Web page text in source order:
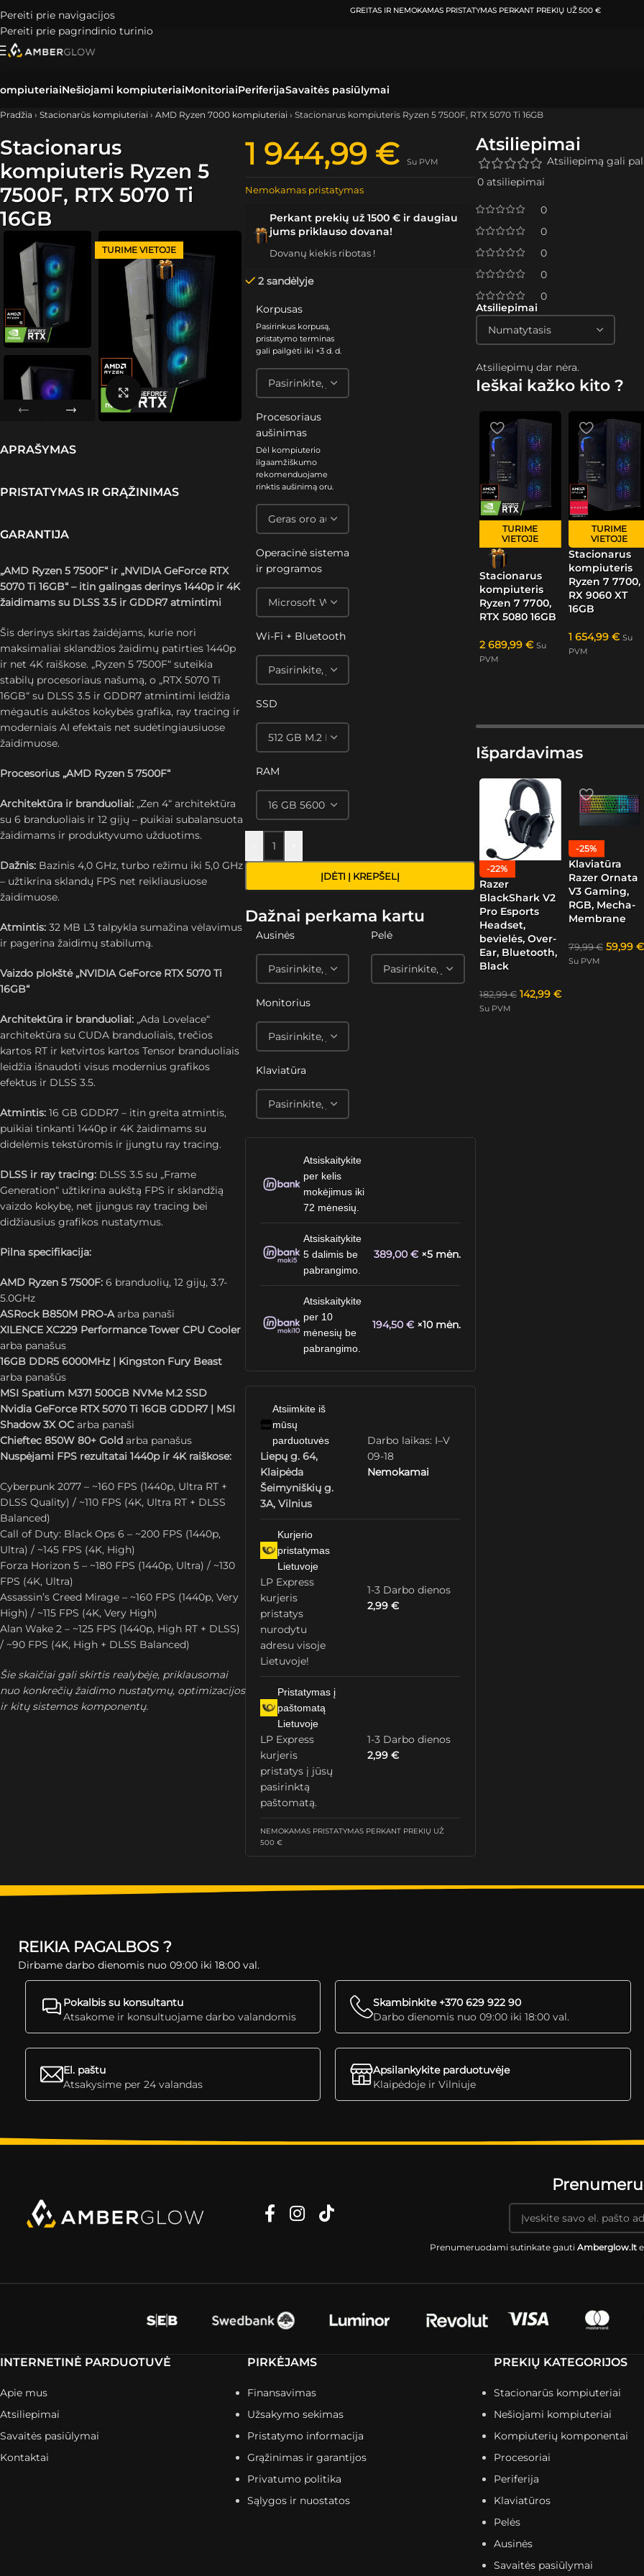
Pereiti prie navigacijos
Pereiti prie pagrindinio turinio
ATSIIMKITE UŽSAKYMĄKLAIPĖDOJE IR VILNIUJEPER0-3 DARBO DIENAS.
Nešiojami kompiuteriaiMonitoriaiPeriferijaSavaitės pasiūlymai
Pradžia › Stacionarūs kompiuteriai › AMD Ryzen 7000 kompiuteriai › Stacionarus kompiuteris Ryzen 5 7500F, RTX 5070 Ti 16GB
Stacionarus
kompiuteris Ryzen 5
7500F, RTX 5070 Ti
16GB
TURIME VIETOJE
Spustelėkite, kad padidintumėte
APRAŠYMAS
PRISTATYMAS IR GRĄŽINIMAS
GARANTIJA
„AMD Ryzen 5 7500F“ ir „NVIDIA GeForce RTX
5070 Ti 16GB“ – itin galingas derinys 1440p ir 4K
žaidimams su DLSS 3.5 ir GDDR7 atmintimi
Šis derinys skirtas žaidėjams, kurie nori
maksimaliai sklandžios žaidimų patirties 1440p
ir net 4K raiškose. „Ryzen 5 7500F“ suteikia
stabilų procesoriaus našumą, o „RTX 5070 Ti
16GB“ su DLSS 3.5 ir GDDR7 atmintimi leidžia
mėgautis aukštos kokybės grafika, ray tracing ir
moderniais AI efektais net sudėtingiausiuose
žaidimuose.
Procesorius „AMD Ryzen 5 7500F“
Architektūra ir branduoliai: „Zen 4“ architektūra
su 6 branduoliais ir 12 gijų – puikiai subalansuota
žaidimams ir produktyvumo užduotims.
Dažnis: Bazinis 4,0 GHz, turbo režimu iki 5,0 GHz
– užtikrina sklandų FPS net reikliausiuose
žaidimuose.
Atmintis: 32 MB L3 talpykla sumažina vėlavimus
ir pagerina žaidimų stabilumą.
Vaizdo plokštė „NVIDIA GeForce RTX 5070 Ti
16GB“
Architektūra ir branduoliai: „Ada Lovelace“
architektūra su CUDA branduoliais, trečios
kartos RT ir ketvirtos kartos Tensor branduoliais
leidžia išnaudoti visus modernius grafikos
efektus ir DLSS 3.5.
Atmintis: 16 GB GDDR7 – itin greita atmintis,
puikiai tinkanti 1440p ir 4K žaidimams su
didelėmis tekstūromis ir įjungtu ray tracing.
DLSS ir ray tracing: DLSS 3.5 su „Frame
Generation“ užtikrina aukštą FPS ir sklandžią
vaizdo kokybę, net įjungus ray tracing bei
didžiausius grafikos nustatymus.
Pilna specifikacija:
AMD Ryzen 5 7500F: 6 branduolių, 12 gijų, 3.7-
5.0GHz
ASRock B850M PRO-Aarba panaši
XILENCE XC229 Performance Tower CPU Cooler
arba panašus
16GB DDR5 6000MHz | Kingston Fury Beast
arba panašūs
MSI Spatium M371 500GB NVMe M.2 SSD
Nvidia GeForce RTX 5070 Ti 16GB GDDR7 | MSI
Shadow 3X OC arba panaši
Chieftec 850W 80+ Gold arba panašus
Nuspėjami FPS rezultatai 1440p ir 4K raiškose:
Cyberpunk 2077 – ~160 FPS (1440p, Ultra RT +
DLSS Quality) / ~110 FPS (4K, Ultra RT + DLSS
Balanced)
Call of Duty: Black Ops 6 – ~200 FPS (1440p,
Ultra) / ~145 FPS (4K, High)
Forza Horizon 5 – ~180 FPS (1440p, Ultra) / ~130
FPS (4K, Ultra)
Assassin’s Creed Mirage – ~160 FPS (1440p, Very
High) / ~115 FPS (4K, Very High)
Alan Wake 2 – ~125 FPS (1440p, High RT + DLSS)
/ ~90 FPS (4K, High + DLSS Balanced)
Šie skaičiai gali skirtis realybėje, priklausomai
nuo konkrečių žaidimo nustatymų, optimizacijos
ir kitų sistemos komponentų.
1 944,99 € Su PVM
Nemokamas pristatymas
Perkant prekių už 1500 € ir daugiau
jums priklauso dovana!
Dovanų kiekis ribotas !
2 sandėlyje
Korpusas
Pasirinkus korpusą,
pristatymo terminas
gali pailgėti iki +3 d. d.
Procesoriaus
aušinimas
Dėl kompiuterio
ilgaamžiškumo
rekomenduojame
rinktis aušinimą oru.
Operacinė sistema
ir programos
Wi-Fi + Bluetooth
SSD
RAM
ĮDĖTI Į KREPŠELĮ
Dažnai perkama kartu
Ausinės Pelė
Monitorius
Klaviatūra
Atsiskaitykite
per kelis
mokėjimus iki
72 mėnesių.
Atsiskaitykite
5 dalimis be
pabrangimo.
389,00 € ×5 mėn.
Atsiskaitykite
per 10
mėnesių be
pabrangimo.
194,50 € ×10 mėn.
Atsiimkite iš
mūsų
parduotuvės
Liepų g. 64,
Klaipėda
Šeimyniškių g.
3A, Vilnius
Darbo laikas: I–V
09-18
Nemokamai
Kurjerio
pristatymas
Lietuvoje
LP Express
kurjeris
pristatys
nurodytu
adresu visoje
Lietuvoje!
1-3 Darbo dienos
2,99€
Pristatymas į
paštomatą
Lietuvoje
LP Express
kurjeris
pristatys į jūsų
pasirinktą
paštomatą.
1-3 Darbo dienos
2,99€
NEMOKAMAS PRISTATYMAS PERKANT PREKIŲ UŽ
500 €
Atsiliepimai
0 atsiliepimai
0
0
0
0
0
Atsiliepimai
Atsiliepimų dar nėra.
Atsiliepimą gali
Ieškai kažko kito ?
TURIME
VIETOJE
Stacionarus
kompiuteris
Ryzen 7 7700,
RTX 5080 16GB
2 689,99 € Su
PVM
TURIME
VIETOJE
Stacionarus
kompiuteris
Ryzen 7 7700,
RX 9060 XT
16GB
1 654,99 € Su
PVM
Išpardavimas
-22%
Razer
BlackShark V2
Pro Esports
Headset,
bevielės, Over-
Ear, Bluetooth,
Black
182,99€ 142,99 €
Su PVM
-25%
Klaviatūra
Razer Ornata
V3 Gaming,
RGB, Mecha-
Membrane
79,99€ 59,99 €
Su PVM
REIKIA PAGALBOS ?
Dirbame darbo dienomis nuo 09:00 iki 18:00 val.
Pokalbis su konsultantu
Atsakome ir konsultuojame darbo valandomis
Skambinkite +370 629 922 90
Darbo dienomis nuo 09:00 iki 18:00 val.
El. paštu
Atsakysime per 24 valandas
Apsilankykite parduotuvėje
Klaipėdoje ir Vilniuje
Prenumeruodami sutinkate gautiAmberglow.lt
INTERNETINĖ PARDUOTUVĖ
Apie mus
Atsiliepimai
Savaitės pasiūlymai
Kontaktai
PIRKĖJAMS
Finansavimas
Užsakymo sekimas
Pristatymo informacija
Grąžinimas ir garantijos
Privatumo politika
Sąlygos ir nuostatos
PREKIŲ KATEGORIJOS
Stacionarūs kompiuteriai
Nešiojami kompiuteriai
Kompiuterių komponentai
Procesoriai
Periferija
Klaviatūros
Pelės
Ausinės
Savaitės pasiūlymai